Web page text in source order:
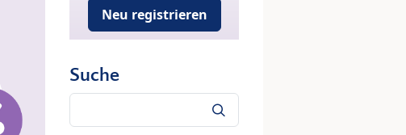
Neu registrieren
Suche